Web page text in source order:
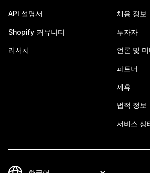
API 설명서
Shopify 커뮤니티
리서치
채용 정보
투자자
언론 및 미
파트너
제휴
법적 정보
서비스 상